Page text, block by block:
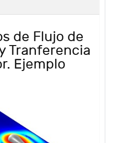
de Flujo de
Tranferencia
Ejemplo